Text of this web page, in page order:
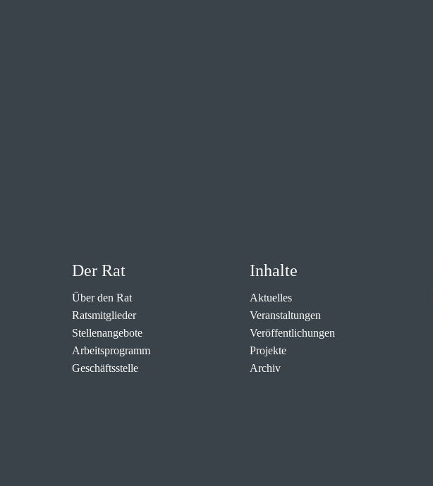
Der Rat
Über den Rat
Ratsmitglieder
Stellenangebote
Arbeitsprogramm
Geschäftsstelle
Inhalte
Aktuelles
Veranstaltungen
Veröffentlichungen
Projekte
Archiv